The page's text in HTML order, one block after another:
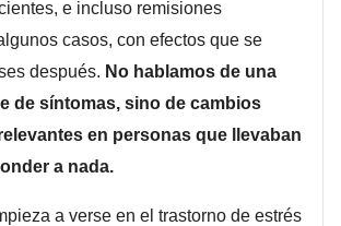
e incluso remisiones
casos, con efectos que se
después. No hablamos de una
de síntomas, sino de cambios
en personas que llevaban
a nada.
a verse en el trastorno de estrés